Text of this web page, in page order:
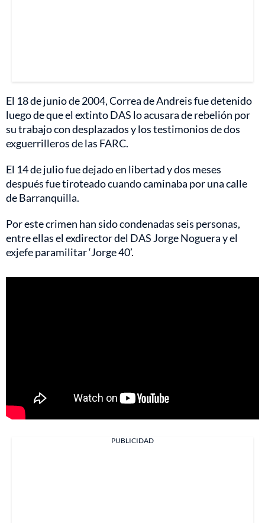
El 18 de junio de 2004, Correa de Andreis fue detenido
luego de que el extinto DAS lo acusara de rebelión por
su trabajo con desplazados y los testimonios de dos
exguerrilleros de las FARC.
El 14 de julio fue dejado en libertad y dos meses
después fue tiroteado cuando caminaba por una calle
de Barranquilla.
Por este crimen han sido condenadas seis personas,
entre ellas el exdirector del DAS Jorge Noguera y el
exjefe paramilitar ‘Jorge 40’.
PUBLICIDAD